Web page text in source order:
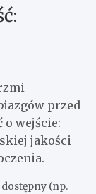
przed
o wejście:
jakości
(np.